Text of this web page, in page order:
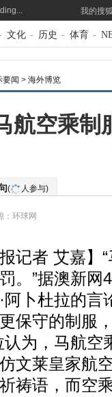
我的搜狐
文化 - 历史 - 体育 -
要闻 > 海外博览
航空乘制
( 人参与)
： 环球网
者 艾嘉】“
。”据澳新
阿卜杜拉的言
保守的制服
认为，马航
文莱皇家航
祷语，而空